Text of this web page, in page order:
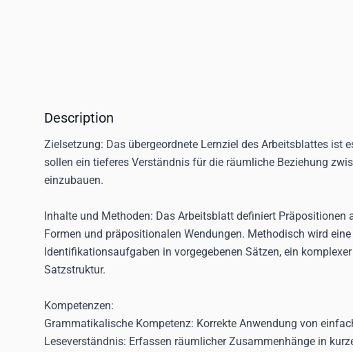
Description
Zielsetzung: Das übergeordnete Lernziel des Arbeitsblattes ist
sollen ein tieferes Verständnis für die räumliche Beziehung
einzubauen.
Inhalte und Methoden: Das Arbeitsblatt definiert Präpositionen
Formen und präpositionalen Wendungen. Methodisch wird
Identifikationsaufgaben in vorgegebenen Sätzen, ein
Satzstruktur.
Kompetenzen:
Grammatikalische Kompetenz: Korrekte Anwendung von
Leseverständnis: Erfassen räumlicher Zusammenhänge in